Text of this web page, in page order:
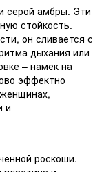
серой амбры. Эти
стойкость.
он сливается с
дыхания или
– намек на
эффектно
и
роскоши.